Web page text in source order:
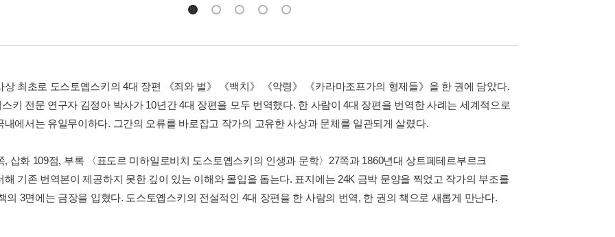
상 최초로 도스토옙스키의 4대 장편 《죄와 벌》 《백치》 《악령》 《카라마조프가의 형제들》을 한 권에 담았다.
키 전문 연구자 김정아 박사가 10년간 4대 장편을 모두 번역했다. 한 사람이 4대 장편을 번역한 사례는 세계적으로
내에서는 유일무이하다. 그간의 오류를 바로잡고 작가의 고유한 사상과 문체를 일관되게 살렸다.
, 삽화 109점, 부록 〈표도르 미하일로비치 도스토옙스키의 인생과 문학〉27쪽과 1860년대 상트페테르부르크
해 기존 번역본이 제공하지 못한 깊이 있는 이해와 몰입을 돕는다. 표지에는 24K 금박 문양을 찍었고 작가의 부조를
의 3면에는 금장을 입혔다. 도스토옙스키의 전설적인 4대 장편을 한 사람의 번역, 한 권의 책으로 새롭게 만난다.